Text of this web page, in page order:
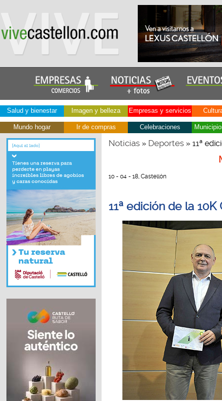
Salud y bienestar Imagen y belleza Empresas y servicios
Mundo hogar Ir de compras Celebraciones
Noticias» Deportes» 11ª
10 - 04 - 18, Castellón
11ª edición de la